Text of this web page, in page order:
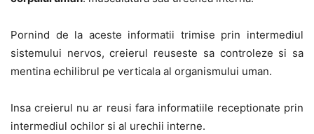
Pornind de la aceste informatii trimise prin intermediul
sistemului nervos, creierul reuseste sa controleze si sa
mentina echilibrul pe verticala al organismului uman.
Insa creierul nu ar reusi fara informatiile receptionate prin
intermediul ochilor si al urechii interne.